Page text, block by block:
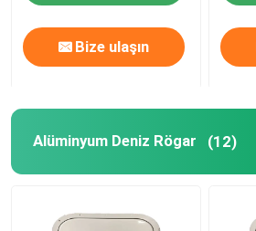
Bize ulaşın
Alüminyum Deniz Rögar (12)